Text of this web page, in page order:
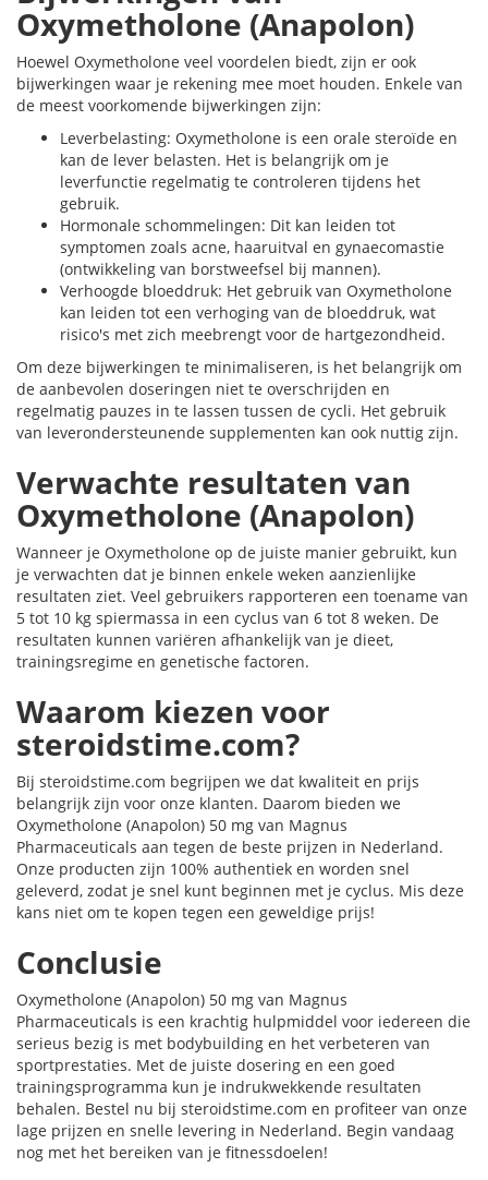
Oxymetholone (Anapolon)
Hoewel Oxymetholone veel voordelen biedt, zijn er ook
bijwerkingen waar je rekening mee moet houden. Enkele van
de meest voorkomende bijwerkingen zijn:
Leverbelasting: Oxymetholone is een orale steroïde en
kan de lever belasten. Het is belangrijk om je
leverfunctie regelmatig te controleren tijdens het
gebruik.
Hormonale schommelingen: Dit kan leiden tot
symptomen zoals acne, haaruitval en gynaecomastie
(ontwikkeling van borstweefsel bij mannen).
Verhoogde bloeddruk: Het gebruik van Oxymetholone
kan leiden tot een verhoging van de bloeddruk, wat
risico's met zich meebrengt voor de hartgezondheid.
Om deze bijwerkingen te minimaliseren, is het belangrijk om
de aanbevolen doseringen niet te overschrijden en
regelmatig pauzes in te lassen tussen de cycli. Het gebruik
van leverondersteunende supplementen kan ook nuttig zijn.
Verwachte resultaten van
Oxymetholone (Anapolon)
Wanneer je Oxymetholone op de juiste manier gebruikt, kun
je verwachten dat je binnen enkele weken aanzienlijke
resultaten ziet. Veel gebruikers rapporteren een toename van
5 tot 10 kg spiermassa in een cyclus van 6 tot 8 weken. De
resultaten kunnen variëren afhankelijk van je dieet,
trainingsregime en genetische factoren.
Waarom kiezen voor
steroidstime.com?
Bij steroidstime.com begrijpen we dat kwaliteit en prijs
belangrijk zijn voor onze klanten. Daarom bieden we
Oxymetholone (Anapolon) 50 mg van Magnus
Pharmaceuticals aan tegen de beste prijzen in Nederland.
Onze producten zijn 100% authentiek en worden snel
geleverd, zodat je snel kunt beginnen met je cyclus. Mis deze
kans niet om te kopen tegen een geweldige prijs!
Conclusie
Oxymetholone (Anapolon) 50 mg van Magnus
Pharmaceuticals is een krachtig hulpmiddel voor iedereen die
serieus bezig is met bodybuilding en het verbeteren van
sportprestaties. Met de juiste dosering en een goed
trainingsprogramma kun je indrukwekkende resultaten
behalen. Bestel nu bij steroidstime.com en profiteer van onze
lage prijzen en snelle levering in Nederland. Begin vandaag
nog met het bereiken van je fitnessdoelen!